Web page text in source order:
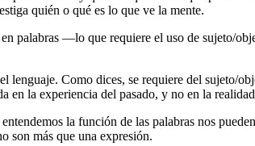
quién o qué es lo que ve la mente.
palabras ―lo que requiere el uso de sujeto/
lenguaje. Como dices, se requiere del
en la experiencia del pasado, y no en la
la función de las palabras nos
son más que una expresión.